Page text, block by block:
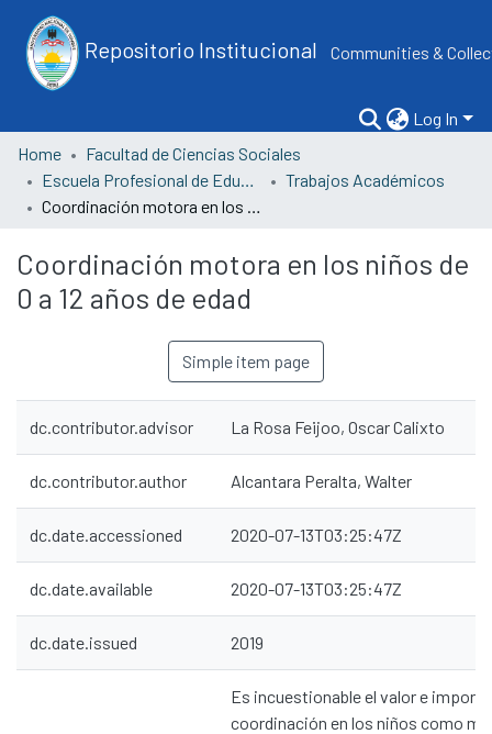
Repositorio Institucional Communities &
Log In
Home
Facultad de Ciencias Sociales
Escuela Profesional de Educación
Trabajos Académicos
Coordinación motora en los niños de 0 a 12 años de edad
Coordinación motora en los niños de
0 a 12 años de edad
Simple item page
dc.contributor.advisor La Rosa Feijoo, Oscar Calixto
dc.contributor.author Alcantara Peralta, Walter
dc.date.accessioned 2020-07-13T03:25:47Z
dc.date.available 2020-07-13T03:25:47Z
dc.date.issued 2019
Es incuestionable el valor e
coordinación en los niños como